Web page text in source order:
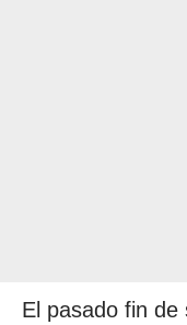
El pasado fin de